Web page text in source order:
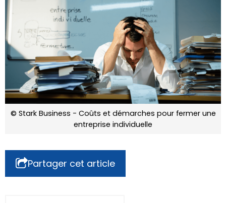
© Stark Business - Coûts et démarches pour fermer une
entreprise individuelle
Partager cet article